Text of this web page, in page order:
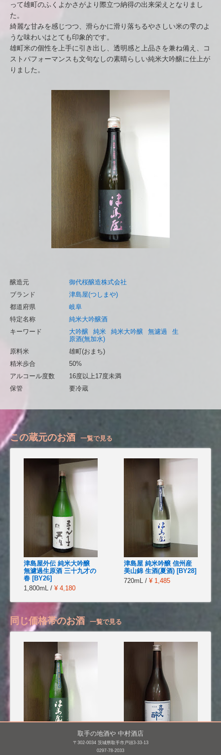
って雄町のふくよかさがより際立つ納得の出来栄えとなりまし
た。
綺麗な甘みを感じつつ、滑らかに滑り落ちるやさしい米の雫のよ
うな味わいはとても印象的です。
雄町米の個性を上手に引き出し、透明感と上品さを兼ね備え、コ
ストパフォーマンスも文句なしの素晴らしい純米大吟醸に仕上が
りました。
醸造元
御代桜醸造株式会社
ブランド
津島屋(つしまや)
都道府県
岐阜
特定名称
純米大吟醸酒
キーワード
大吟醸 純米 純米大吟醸 無濾過
生
原酒(無加水)
原料米
雄町(おまち)
精米歩合
50%
アルコール度数
16度以上17度未満
保管
要冷蔵
この蔵元のお酒 一覧で見る
津島屋外伝 純米大吟醸
無濾過生原酒 三十九才の
春 [BY26]
1,800mL / ¥ 4,180
津島屋 純米吟醸 信州産
美山錦 生酒(夏酒) [BY28]
720mL / ¥ 1,485
同じ価格帯のお酒 一覧で見る
津島屋 純米酒 契約栽培
喜久醉 吟醸
取手の地酒や 中村酒店
〒302-0034 茨城県取手市戸頭3-33-13
0297-78-2033